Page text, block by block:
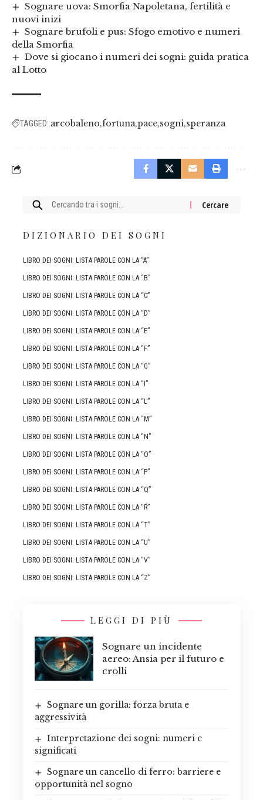
Sognare uova: Smorfia Napoletana, fertilità e
nuovi inizi
Sognare brufoli e pus: Sfogo emotivo e numeri
della Smorfia
Dove si giocano i numeri dei sogni: guida pratica
al Lotto
TAGGED: arcobaleno fortuna pace sogni speranza
Cercare:
DIZIONARIO DEI SOGNI
LIBRO DEI SOGNI: LISTA PAROLE CON LA “A”
LIBRO DEI SOGNI: LISTA PAROLE CON LA “B”
LIBRO DEI SOGNI: LISTA PAROLE CON LA “C”
LIBRO DEI SOGNI: LISTA PAROLE CON LA “D”
LIBRO DEI SOGNI: LISTA PAROLE CON LA “E”
LIBRO DEI SOGNI: LISTA PAROLE CON LA “F”
LIBRO DEI SOGNI: LISTA PAROLE CON LA “G”
LIBRO DEI SOGNI: LISTA PAROLE CON LA “I”
LIBRO DEI SOGNI: LISTA PAROLE CON LA “L”
LIBRO DEI SOGNI: LISTA PAROLE CON LA “M”
LIBRO DEI SOGNI: LISTA PAROLE CON LA “N”
LIBRO DEI SOGNI: LISTA PAROLE CON LA “O”
LIBRO DEI SOGNI: LISTA PAROLE CON LA “P”
LIBRO DEI SOGNI: LISTA PAROLE CON LA “Q”
LIBRO DEI SOGNI: LISTA PAROLE CON LA “R”
LIBRO DEI SOGNI: LISTA PAROLE CON LA “T”
LIBRO DEI SOGNI: LISTA PAROLE CON LA “U”
LIBRO DEI SOGNI: LISTA PAROLE CON LA “V”
LIBRO DEI SOGNI: LISTA PAROLE CON LA “Z”
LEGGI DI PIÙ
Sognare un incidente
aereo: Ansia per il futuro e
crolli
Sognare un gorilla: forza bruta e
aggressività
Interpretazione dei sogni: numeri e
significati
Sognare un cancello di ferro: barriere e
opportunità nel sogno